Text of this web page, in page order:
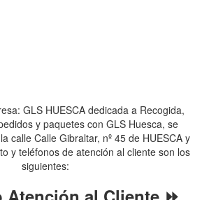
GLS HUESCA dedicada a Recogida,
y paquetes con GLS Huesca, se
calle Calle Gibraltar, nº 45 de HUESCA y
y teléfonos de atención al cliente son los
siguientes: